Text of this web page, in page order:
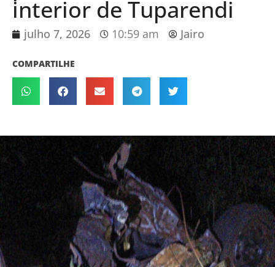
interior de Tuparendi
julho 7, 2026 10:59 am Jairo
COMPARTILHE